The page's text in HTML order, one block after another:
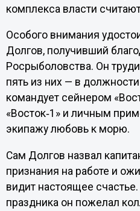
комплекса власти
Особого внимания
Долгов, получивший
Росрыболовства. Он
пять из них — в
командует сейнером
«Восток‑1» и личным
экипажу любовь к морю.
Сам Долгов назвал
признания на работе и
видит настоящее
праздника он пожелал